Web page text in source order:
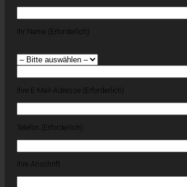
Ihr Name (Erforderlich)
Ihre E-Mail-Adresse (Erforderlich)
Telefon (Erforderlich)
Ihre Anschrift